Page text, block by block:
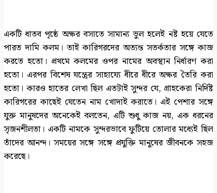
একটি ধাতব পৃষ্ঠে অক্ষর বসাতে সামান্য ভুল হলেই নষ্ট হয়ে যেতে
পারত দামি কলম। তাই কারিগরদের অত্যন্ত সতর্কতার সঙ্গে কাজ
করতে হতো। প্রথমে কলমের ওপর নামের অবস্থান নির্ধারণ করা
হতো। এরপর বিশেষ যন্ত্রের সাহায্যে ধীরে ধীরে অক্ষর তৈরি করা
হতো। কারও হাতের লেখা ছিল এতটাই সুন্দর যে, গ্রাহকেরা নির্দিষ্ট
কারিগরের কাছেই যেতেন নাম খোদাই করাতে। এই পেশার সঙ্গে
যুক্ত মানুষদের অনেকেই বলতেন, এটি শুধু কাজ নয়, এক ধরনের
সৃজনশীলতা। একটি নামকে সুন্দরভাবে ফুটিয়ে তোলার মধ্যেই ছিল
তাঁদের আনন্দ। সময়ের সঙ্গে সঙ্গে প্রযুক্তি মানুষের জীবনকে সহজ
করেছে।